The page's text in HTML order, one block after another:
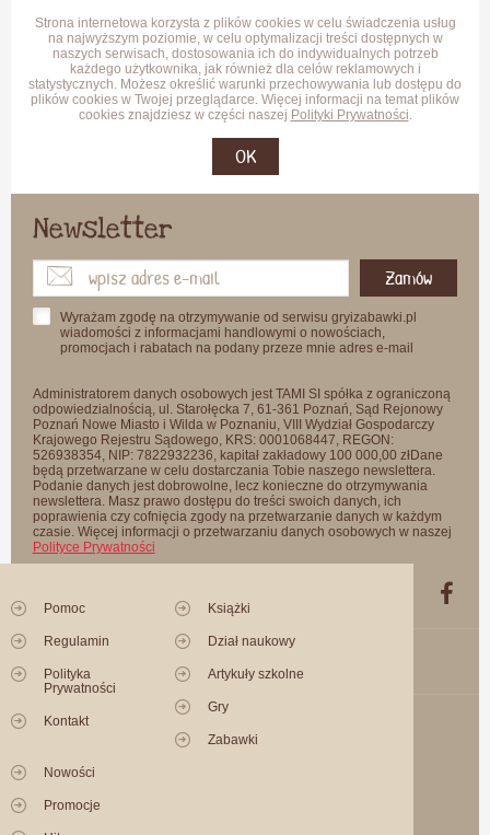
Strona internetowa korzysta z plików cookies w celu świadczenia usług
na najwyższym poziomie, w celu optymalizacji treści dostępnych w
naszych serwisach, dostosowania ich do indywidualnych potrzeb
każdego użytkownika, jak również dla celów reklamowych i
statystycznych. Możesz określić warunki przechowywania lub dostępu do
plików cookies w Twojej przeglądarce. Więcej informacji na temat plików
cookies znajdziesz w części naszej Polityki Prywatności.
OK
Newsletter
Zamów
Wyrażam zgodę na otrzymywanie od serwisu gryizabawki.pl
wiadomości z informacjami handlowymi o nowościach,
promocjach i rabatach na podany przeze mnie adres e-mail
Administratorem danych osobowych jest TAMI SI spółka z ograniczoną
odpowiedzialnością, ul. Starołęcka 7, 61-361 Poznań, Sąd Rejonowy
Poznań Nowe Miasto i Wilda w Poznaniu, VIII Wydział Gospodarczy
Krajowego Rejestru Sądowego, KRS: 0001068447, REGON:
526938354, NIP: 7822932236, kapitał zakładowy 100 000,00 złDane
będą przetwarzane w celu dostarczania Tobie naszego newslettera.
Podanie danych jest dobrowolne, lecz konieczne do otrzymywania
newslettera. Masz prawo dostępu do treści swoich danych, ich
poprawienia czy cofnięcia zgody na przetwarzanie danych w każdym
czasie. Więcej informacji o przetwarzaniu danych osobowych w naszej
Polityce Prywatności
Pomoc
Regulamin
Polityka
Prywatności
Kontakt
Książki
Dział naukowy
Artykuły szkolne
Gry
Zabawki
Nowości
Promocje